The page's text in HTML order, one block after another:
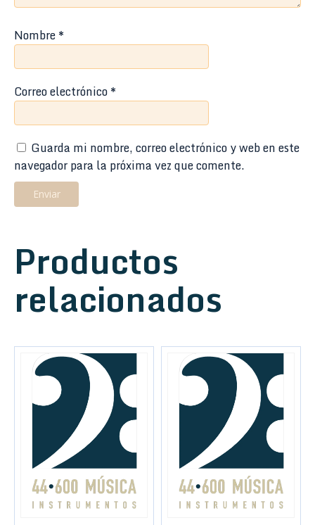
Nombre*
Correo electrónico*
Guarda mi nombre, correo electrónico y web en este
navegador para la próxima vez que comente.
Productos
relacionados